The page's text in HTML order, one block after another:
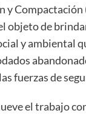
y Compactación
objeto de
y ambiental
fuerzas de
el trabajo